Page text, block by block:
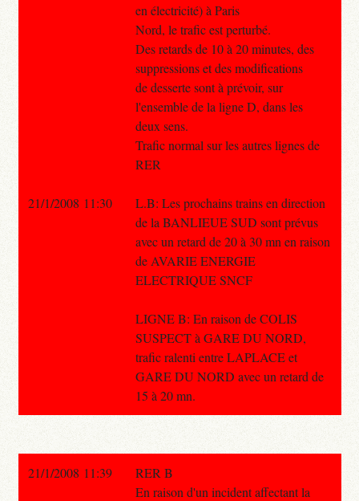
en électricité) à Paris
Nord, le trafic est perturbé.
Des retards de 10 à 20 minutes, des
suppressions et des modifications
de desserte sont à prévoir, sur
l'ensemble de la ligne D, dans les
deux sens.
Trafic normal sur les autres lignes de
RER
L.B: Les prochains trains en direction
de la BANLIEUE SUD sont prévus
avec un retard de 20 à 30 mn en raison
de AVARIE ENERGIE
ELECTRIQUE SNCF
LIGNE B: En raison de COLIS
SUSPECT à GARE DU NORD,
trafic ralenti entre LAPLACE et
GARE DU NORD avec un retard de
15 à 20 mn.
21/1/2008 11:30
21/1/2008 11:39
RER B
En raison d'un incident affectant la